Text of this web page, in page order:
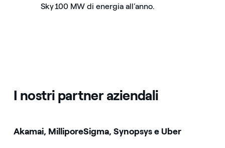
Sky 100 MW di energia all’anno.
I nostri partner aziendali
Akamai, MilliporeSigma, Synopsys e Uber